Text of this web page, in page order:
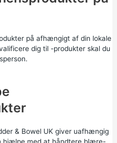
på afhængigt af din lokale
dig til -produkter skal du
& Bowel UK giver uafhængig